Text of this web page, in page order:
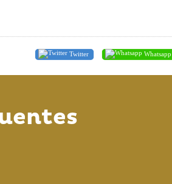
Twitter Whatsapp